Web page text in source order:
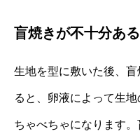
盲焼きが不十分あ
生地を型に敷いた後、
ると、卵液によって生
ちゃべちゃになります